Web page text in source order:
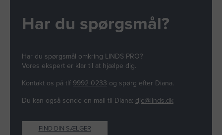
Har du spørgsmål?
Har du spørgsmål omkring LINDS PRO?
Vores ekspert er klar til at hjælpe dig.
Kontakt os på tlf 9992 0233 og spørg efter Diana.
Du kan også sende en mail til Diana: dje@linds.dk
FIND DIN SÆLGER